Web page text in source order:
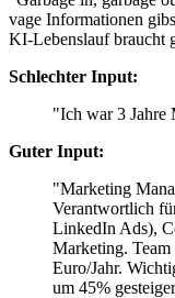
vage Informationen
KI-Lebenslauf braucht
Schlechter Input:
"Ich war 3 Jahre
Guter Input:
"Marketing
Verantwortlich
LinkedIn Ads),
Marketing.
Euro/Jahr.
um 45%